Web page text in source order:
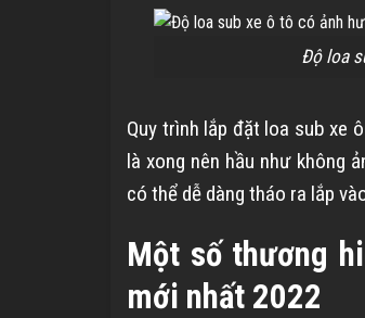
Độ loa
Quy trình lắp đặt loa sub xe
là xong nên hầu như không
có thể dễ dàng tháo ra lắp
Một số thương
mới nhất 2022